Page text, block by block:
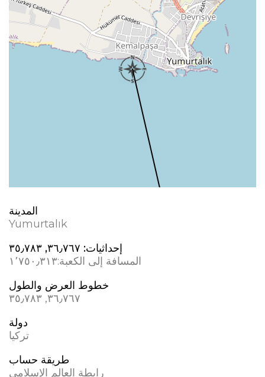
المدينة
Yumurtalık
إحداثيات: ٣٦٫٧٦٧, ٣٥٫٧٨٣
المسافة إلى الكعبة:١٬٧٥٠٫٣١٣
خطوط العرض والطول
٣٦٫٧٦٧, ٣٥٫٧٨٣
دولة
تركيا
طريقة حساب
رابطة العالم الإسلامي